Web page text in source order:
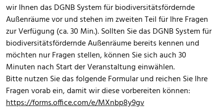
wir Ihnen das DGNB System für biodiversitätsfördernde
Außenräume vor und stehen im zweiten Teil für Ihre Fragen
zur Verfügung (ca. 30 Min.). Sollten Sie das DGNB System für
biodiversitätsfördernde Außenräume bereits kennen und
möchten nur Fragen stellen, können Sie sich auch 30
Minuten nach Start der Veranstaltung einwählen.
Bitte nutzen Sie das folgende Formular und reichen Sie Ihre
Fragen vorab ein, damit wir diese vorbereiten können:
https://forms.office.com/e/MXnbp8y9gv